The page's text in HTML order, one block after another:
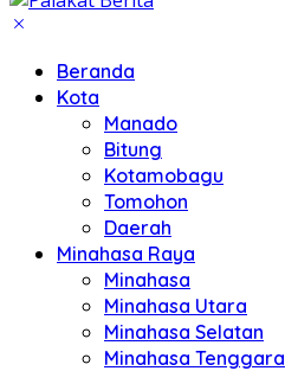
Beranda
Kota
Manado
Bitung
Kotamobagu
Tomohon
Daerah
Minahasa Raya
Minahasa
Minahasa Utara
Minahasa Selatan
Minahasa Tenggara